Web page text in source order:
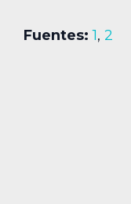
Fuentes: 1, 2